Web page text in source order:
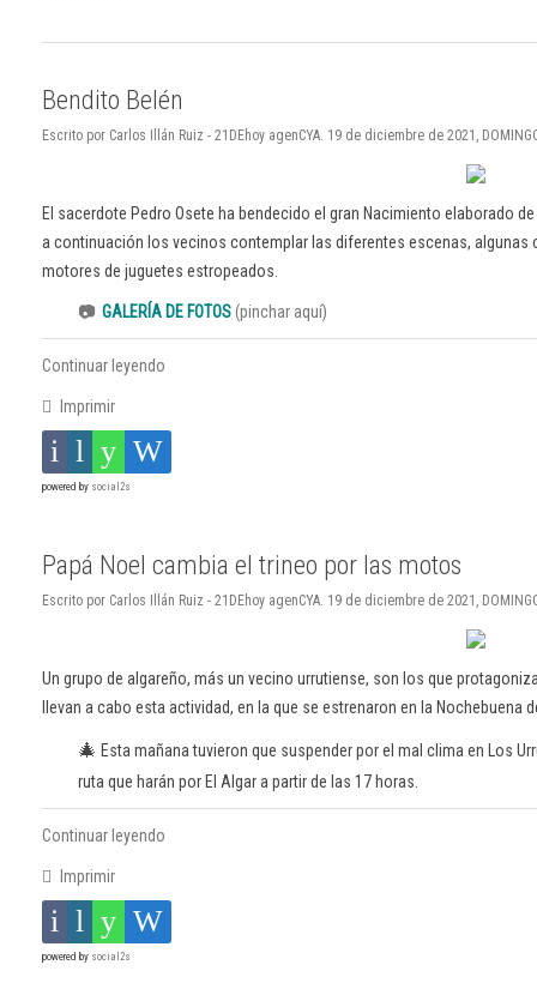
Bendito Belén
Escrito por Carlos Illán Ruiz - 21DEhoy agenCYA. 19 de diciembre de 2021,
El sacerdote Pedro Osete ha bendecido el gran Nacimiento elaborado
a continuación los vecinos contemplar las diferentes escenas,
motores de juguetes estropeados.
📷 GALERÍA DE FOTOS(pinchar aquí)
Continuar leyendo
Imprimir
powered by social2s
Papá Noel cambia el trineo por las motos
Escrito por Carlos Illán Ruiz - 21DEhoy agenCYA. 19 de diciembre de 2021,
Un grupo de algareño, más un vecino urrutiense, son los que
llevan a cabo esta actividad, en la que se estrenaron en la Nochebuena
🎄 Esta mañana tuvieron que suspender por el mal clima en Los
ruta que harán por El Algar a partir de las 17 horas.
Continuar leyendo
Imprimir
powered by social2s